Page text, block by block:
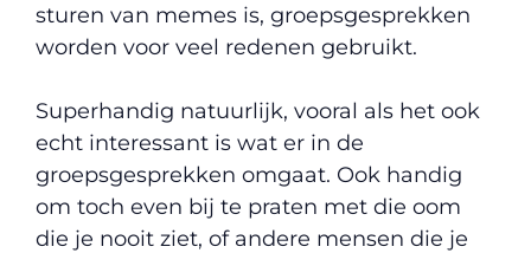
sturen van memes is, groepsgesprekken
worden voor veel redenen gebruikt.
Superhandig natuurlijk, vooral als het ook
echt interessant is wat er in de
groepsgesprekken omgaat. Ook handig
om toch even bij te praten met die oom
die je nooit ziet, of andere mensen die je